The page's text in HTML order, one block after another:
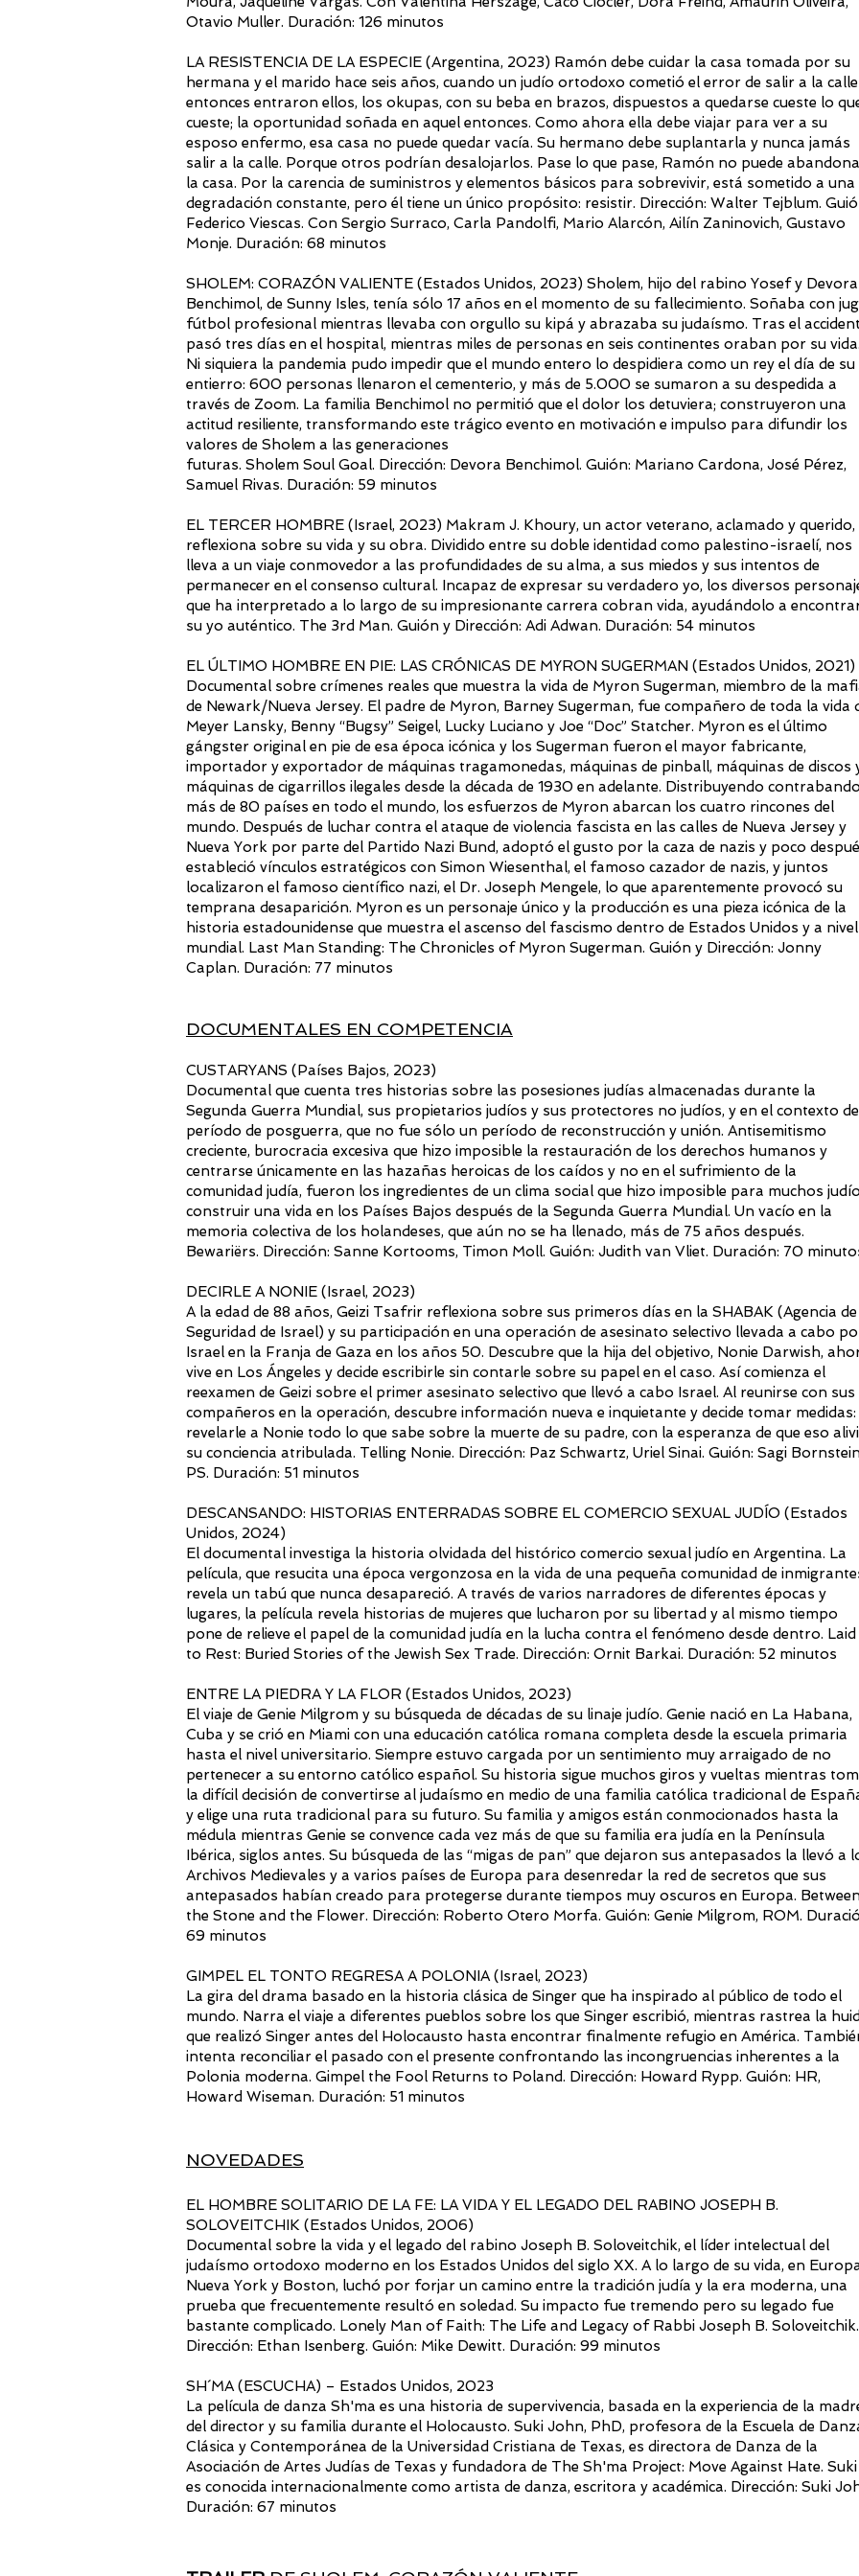
Otavio Muller. Duración: 126 minutos
LA RESISTENCIA DE LA ESPECIE (Argentina, 2023) Ramón debe cuidar la casa tomada por su
hermana y el marido hace seis años, cuando un judío ortodoxo cometió el error de salir a la
entonces entraron ellos, los okupas, con su beba en brazos, dispuestos a quedarse cueste lo
cueste; la oportunidad soñada en aquel entonces. Como ahora ella debe viajar para ver a su
esposo enfermo, esa casa no puede quedar vacía. Su hermano debe suplantarla y nunca jamás
salir a la calle. Porque otros podrían desalojarlos. Pase lo que pase, Ramón no puede
la casa. Por la carencia de suministros y elementos básicos para sobrevivir, está sometido a una
degradación constante, pero él tiene un único propósito: resistir. Dirección: Walter Tejblum.
Federico Viescas. Con Sergio Surraco, Carla Pandolfi, Mario Alarcón, Ailín Zaninovich, Gustavo
Monje. Duración: 68 minutos
SHOLEM: CORAZÓN VALIENTE (Estados Unidos, 2023) Sholem, hijo del rabino Yosef y Devora
Benchimol, de Sunny Isles, tenía sólo 17 años en el momento de su fallecimiento. Soñaba con
fútbol profesional mientras llevaba con orgullo su kipá y abrazaba su judaísmo. Tras el
pasó tres días en el hospital, mientras miles de personas en seis continentes oraban por su vida.
Ni siquiera la pandemia pudo impedir que el mundo entero lo despidiera como un rey el día de su
entierro: 600 personas llenaron el cementerio, y más de 5.000 se sumaron a su despedida a
través de Zoom. La familia Benchimol no permitió que el dolor los detuviera; construyeron una
actitud resiliente, transformando este trágico evento en motivación e impulso para difundir los
valores de Sholem a las generaciones
futuras. Sholem Soul Goal. Dirección: Devora Benchimol. Guión: Mariano Cardona, José Pérez,
Samuel Rivas. Duración: 59 minutos
EL TERCER HOMBRE (Israel, 2023) Makram J. Khoury, un actor veterano, aclamado y querido,
reflexiona sobre su vida y su obra. Dividido entre su doble identidad como palestino-israelí, nos
lleva a un viaje conmovedor a las profundidades de su alma, a sus miedos y sus intentos de
permanecer en el consenso cultural. Incapaz de expresar su verdadero yo, los diversos
que ha interpretado a lo largo de su impresionante carrera cobran vida, ayudándolo a
su yo auténtico. The 3rd Man. Guión y Dirección: Adi Adwan. Duración: 54 minutos
EL ÚLTIMO HOMBRE EN PIE: LAS CRÓNICAS DE MYRON SUGERMAN (Estados Unidos, 2021)
Documental sobre crímenes reales que muestra la vida de Myron Sugerman, miembro de la
de Newark/Nueva Jersey. El padre de Myron, Barney Sugerman, fue compañero de toda la vida
Meyer Lansky, Benny “Bugsy” Seigel, Lucky Luciano y Joe “Doc” Statcher. Myron es el último
gángster original en pie de esa época icónica y los Sugerman fueron el mayor fabricante,
importador y exportador de máquinas tragamonedas, máquinas de pinball, máquinas de discos
máquinas de cigarrillos ilegales desde la década de 1930 en adelante. Distribuyendo
más de 80 países en todo el mundo, los esfuerzos de Myron abarcan los cuatro rincones del
mundo. Después de luchar contra el ataque de violencia fascista en las calles de Nueva Jersey y
Nueva York por parte del Partido Nazi Bund, adoptó el gusto por la caza de nazis y poco
estableció vínculos estratégicos con Simon Wiesenthal, el famoso cazador de nazis, y juntos
localizaron el famoso científico nazi, el Dr. Joseph Mengele, lo que aparentemente provocó su
temprana desaparición. Myron es un personaje único y la producción es una pieza icónica de la
historia estadounidense que muestra el ascenso del fascismo dentro de Estados Unidos y a nivel
mundial. Last Man Standing: The Chronicles of Myron Sugerman. Guión y Dirección: Jonny
Caplan. Duración: 77 minutos
DOCUMENTALES EN COMPETENCIA
CUSTARYANS (Países Bajos, 2023)
Documental que cuenta tres historias sobre las posesiones judías almacenadas durante la
Segunda Guerra Mundial, sus propietarios judíos y sus protectores no judíos, y en el contexto
período de posguerra, que no fue sólo un período de reconstrucción y unión. Antisemitismo
creciente, burocracia excesiva que hizo imposible la restauración de los derechos humanos y
centrarse únicamente en las hazañas heroicas de los caídos y no en el sufrimiento de la
comunidad judía, fueron los ingredientes de un clima social que hizo imposible para muchos
construir una vida en los Países Bajos después de la Segunda Guerra Mundial. Un vacío en la
memoria colectiva de los holandeses, que aún no se ha llenado, más de 75 años después.
Bewariërs. Dirección: Sanne Kortooms, Timon Moll. Guión: Judith van Vliet. Duración: 70
DECIRLE A NONIE (Israel, 2023)
A la edad de 88 años, Geizi Tsafrir reflexiona sobre sus primeros días en la SHABAK (Agencia de
Seguridad de Israel) y su participación en una operación de asesinato selectivo llevada a cabo
Israel en la Franja de Gaza en los años 50. Descubre que la hija del objetivo, Nonie Darwish,
vive en Los Ángeles y decide escribirle sin contarle sobre su papel en el caso. Así comienza el
reexamen de Geizi sobre el primer asesinato selectivo que llevó a cabo Israel. Al reunirse con sus
compañeros en la operación, descubre información nueva e inquietante y decide tomar medidas:
revelarle a Nonie todo lo que sabe sobre la muerte de su padre, con la esperanza de que eso
su conciencia atribulada. Telling Nonie. Dirección: Paz Schwartz, Uriel Sinai. Guión: Sagi
PS. Duración: 51 minutos
DESCANSANDO: HISTORIAS ENTERRADAS SOBRE EL COMERCIO SEXUAL JUDÍO (Estados
Unidos, 2024)
El documental investiga la historia olvidada del histórico comercio sexual judío en Argentina. La
película, que resucita una época vergonzosa en la vida de una pequeña comunidad de
revela un tabú que nunca desapareció. A través de varios narradores de diferentes épocas y
lugares, la película revela historias de mujeres que lucharon por su libertad y al mismo tiempo
pone de relieve el papel de la comunidad judía en la lucha contra el fenómeno desde dentro. Laid
to Rest: Buried Stories of the Jewish Sex Trade. Dirección: Ornit Barkai. Duración: 52 minutos
ENTRE LA PIEDRA Y LA FLOR (Estados Unidos, 2023)
El viaje de Genie Milgrom y su búsqueda de décadas de su linaje judío. Genie nació en La Habana,
Cuba y se crió en Miami con una educación católica romana completa desde la escuela primaria
hasta el nivel universitario. Siempre estuvo cargada por un sentimiento muy arraigado de no
pertenecer a su entorno católico español. Su historia sigue muchos giros y vueltas mientras
la difícil decisión de convertirse al judaísmo en medio de una familia católica tradicional de
y elige una ruta tradicional para su futuro. Su familia y amigos están conmocionados hasta la
médula mientras Genie se convence cada vez más de que su familia era judía en la Península
Ibérica, siglos antes. Su búsqueda de las “migas de pan” que dejaron sus antepasados la llevó a
Archivos Medievales y a varios países de Europa para desenredar la red de secretos que sus
antepasados habían creado para protegerse durante tiempos muy oscuros en Europa.
the Stone and the Flower. Dirección: Roberto Otero Morfa. Guión: Genie Milgrom, ROM.
69 minutos
GIMPEL EL TONTO REGRESA A POLONIA (Israel, 2023)
La gira del drama basado en la historia clásica de Singer que ha inspirado al público de todo el
mundo. Narra el viaje a diferentes pueblos sobre los que Singer escribió, mientras rastrea la
que realizó Singer antes del Holocausto hasta encontrar finalmente refugio en América.
intenta reconciliar el pasado con el presente confrontando las incongruencias inherentes a la
Polonia moderna. Gimpel the Fool Returns to Poland. Dirección: Howard Rypp. Guión: HR,
Howard Wiseman. Duración: 51 minutos
NOVEDADES
EL HOMBRE SOLITARIO DE LA FE: LA VIDA Y EL LEGADO DEL RABINO JOSEPH B.
SOLOVEITCHIK (Estados Unidos, 2006)
Documental sobre la vida y el legado del rabino Joseph B. Soloveitchik, el líder intelectual del
judaísmo ortodoxo moderno en los Estados Unidos del siglo XX. A lo largo de su vida, en
Nueva York y Boston, luchó por forjar un camino entre la tradición judía y la era moderna, una
prueba que frecuentemente resultó en soledad. Su impacto fue tremendo pero su legado fue
bastante complicado. Lonely Man of Faith: The Life and Legacy of Rabbi Joseph B. Soloveitchik.
Dirección: Ethan Isenberg. Guión: Mike Dewitt. Duración: 99 minutos
SH´MA (ESCUCHA) – Estados Unidos, 2023
La película de danza Sh'ma es una historia de supervivencia, basada en la experiencia de la
del director y su familia durante el Holocausto. Suki John, PhD, profesora de la Escuela de
Clásica y Contemporánea de la Universidad Cristiana de Texas, es directora de Danza de la
Asociación de Artes Judías de Texas y fundadora de The Sh'ma Project: Move Against Hate. Suki
es conocida internacionalmente como artista de danza, escritora y académica. Dirección: Suki
Duración: 67 minutos